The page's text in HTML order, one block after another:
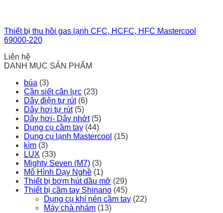
Thiết bị thu hồi gas lạnh CFC, HCFC, HFC Mastercool
69000-220
Liên hệ
DANH MỤC SẢN PHẨM
búa (3)
Cần siết cân lực (23)
Dây điện tự rút (6)
Dây hơi tự rút (5)
Dây hơi- Dây nhớt (5)
Dụng cụ cầm tay (44)
Dụng cụ lạnh Mastercool (15)
kìm (3)
LUX (33)
Mighty Seven (M7) (3)
Mô Hình Dạy Nghề (1)
Thiết bị bơm hút dầu mỡ (29)
Thiết bị cầm tay Shinano (45)
Dụng cụ khí nén cầm tay (22)
Máy chà nhám (13)